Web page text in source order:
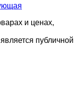
и ценах,
публичной